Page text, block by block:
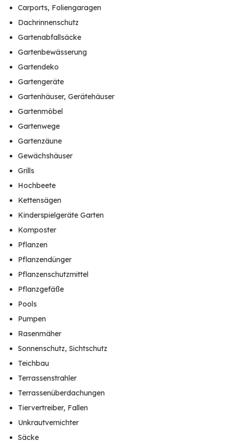
Carports, Foliengaragen
Dachrinnenschutz
Gartenabfallsäcke
Gartenbewässerung
Gartendeko
Gartengeräte
Gartenhäuser, Gerätehäuser
Gartenmöbel
Gartenwege
Gartenzäune
Gewächshäuser
Grills
Hochbeete
Kettensägen
Kinderspielgeräte Garten
Komposter
Pflanzen
Pflanzendünger
Pflanzenschutzmittel
Pflanzgefäße
Pools
Pumpen
Rasenmäher
Sonnenschutz, Sichtschutz
Teichbau
Terrassenstrahler
Terrassenüberdachungen
Tiervertreiber, Fallen
Unkrautvernichter
Säcke